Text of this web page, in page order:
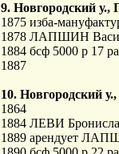
9. Новгородский у.,
1875 изба-
1878 ЛАПШИН
1884 бсф 5000 р 17
1887
10. Новгородский
1864
1884 ЛЕВИ
1889 арендует